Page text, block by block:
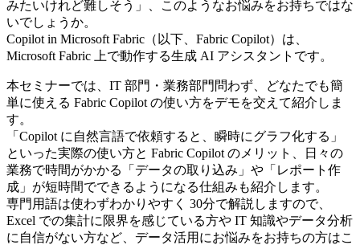
みたいけれど難しそう」、このようなお悩みをお持ちではな
いでしょうか。
Copilot in Microsoft Fabric（以下、Fabric Copilot）は、
Microsoft Fabric 上で動作する生成 AI アシスタントです。
本セミナーでは、IT 部門・業務部門問わず、どなたでも簡
単に使える Fabric Copilot の使い方をデモを交えて紹介しま
す。
「Copilot に自然言語で依頼すると、瞬時にグラフ化する」
といった実際の使い方と Fabric Copilot のメリット、日々の
業務で時間がかかる「データの取り込み」や「レポート作
成」が短時間でできるようになる仕組みも紹介します。
専門用語は使わずわかりやすく 30分で解説しますので、
Excel での集計に限界を感じている方や IT 知識やデータ分析
に自信がない方など、データ活用にお悩みをお持ちの方はこ